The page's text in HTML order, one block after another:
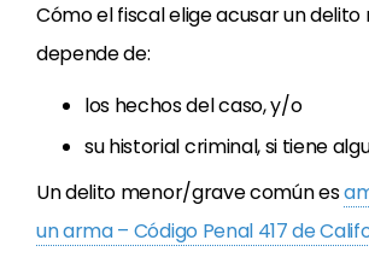
Cómo el fiscal elige acusar un
depende de:
los hechos del caso, y/o
su historial criminal, si tiene
Un delito menor/grave común es
un arma – Código Penal 417 de